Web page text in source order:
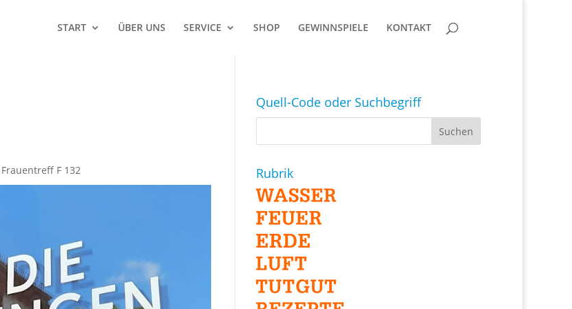
START ÜBER UNS SERVICE SHOP GEWINNSPIELE KONTAKT
F 132
Quell-Code oder Suchbegriff
Rubrik